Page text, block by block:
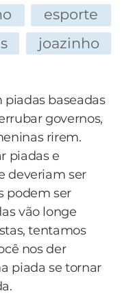
logo três,
uma pro meu
com sua
esporte
joazinho
piadas baseadas
governos,
rirem.
piadas e
deveriam ser
podem ser
vão longe
tentamos
nos der
piada se tornar